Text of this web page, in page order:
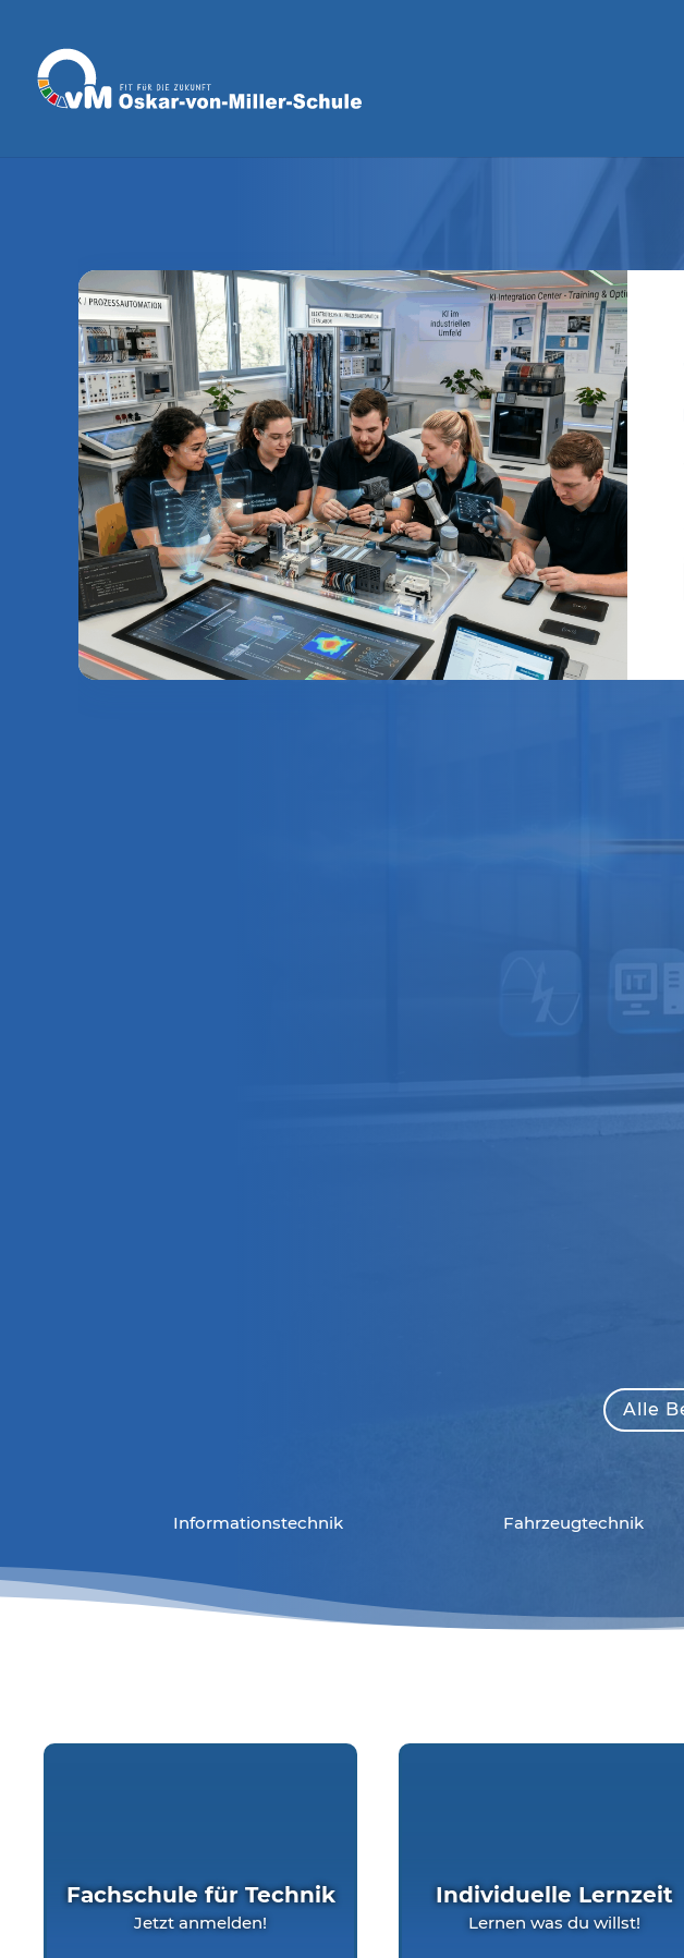
Alle
Informationstechnik Fahrzeugtechnik
Fachschule für Technik
Jetzt anmelden!
Individuelle Lernzeit
Lernen was du willst!